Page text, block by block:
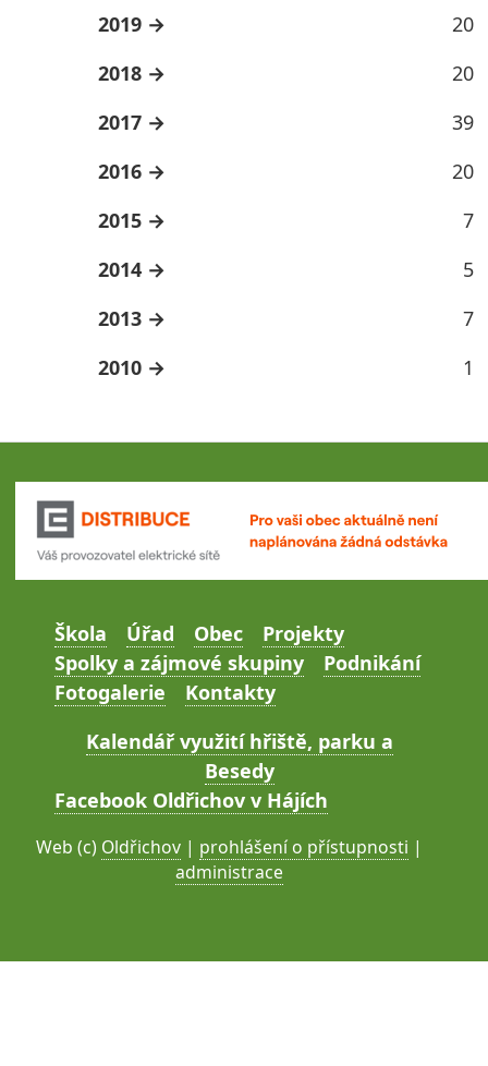
2019
20
2018
20
2017
39
2016
20
2015
7
2014
5
2013
7
2010
1
Škola Úřad Obec
Projekty
Spolky a zájmové skupiny
Podnikání
Fotogalerie
Kontakty
Kalendář využití hřiště, parku a
Besedy
Facebook Oldřichov v Hájích
Web (c) Oldřichov | prohlášení o přístupnosti |
administrace